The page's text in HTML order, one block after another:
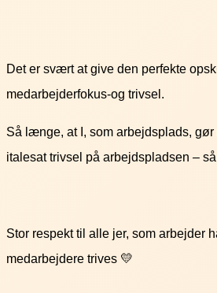
Det er svært at give den perfekte
medarbejderfokus-og trivsel.
Så længe, at I, som arbejdsplads, gør
italesat trivsel på arbejdspladsen –
Stor respekt til alle jer, som arbejder
medarbejdere trives 💛